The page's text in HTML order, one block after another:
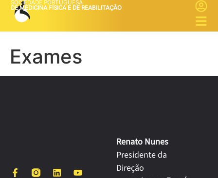
SOCIEDADE PORTUGUESA
DE MEDICINA FÍSICA E DE REABILITAÇÃO
Exames
Renato Nunes
Presidente da
Direção